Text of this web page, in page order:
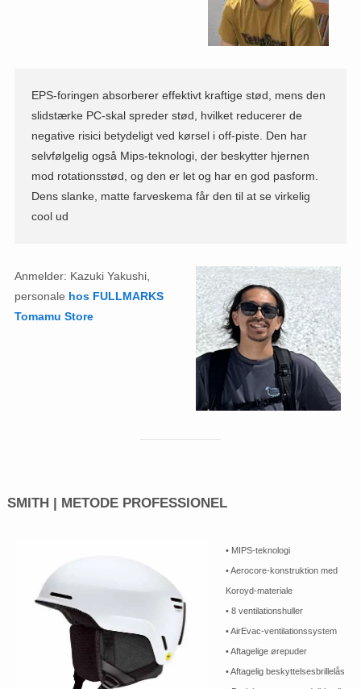
EPS-foringen absorberer effektivt kraftige stød, mens den
slidstærke PC-skal spreder stød, hvilket reducerer de
negative risici betydeligt ved kørsel i off-piste. Den har
selvfølgelig også Mips-teknologi, der beskytter hjernen
mod rotationsstød, og den er let og har en god pasform.
Dens slanke, matte farveskema får den til at se virkelig
cool ud
Anmelder: Kazuki Yakushi,
personale hos FULLMARKS
Tomamu Store
SMITH | METODE PROFESSIONEL
• MIPS-teknologi
• Aerocore-konstruktion med
Koroyd-materiale
• 8 ventilationshuller
• AirEvac-ventilationssystem
• Aftagelige ørepuder
• Aftagelig beskyttelsesbrillelås